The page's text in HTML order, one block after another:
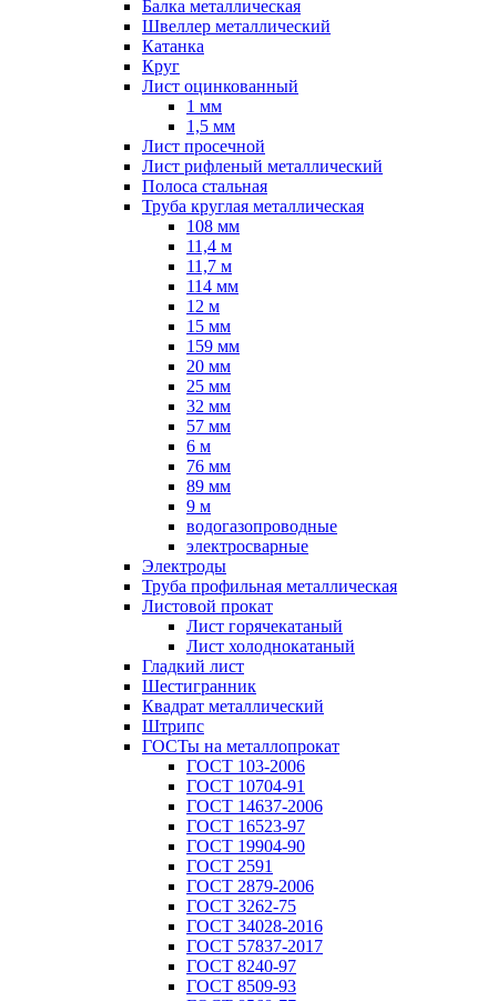
Балка металлическая
Швеллер металлический
Катанка
Круг
Лист оцинкованный
1 мм
1,5 мм
Лист просечной
Лист рифленый металлический
Полоса стальная
Труба круглая металлическая
108 мм
11,4 м
11,7 м
114 мм
12 м
15 мм
159 мм
20 мм
25 мм
32 мм
57 мм
6 м
76 мм
89 мм
9 м
водогазопроводные
электросварные
Электроды
Труба профильная металлическая
Листовой прокат
Лист горячекатаный
Лист холоднокатаный
Гладкий лист
Шестигранник
Квадрат металлический
Штрипс
ГОСТы на металлопрокат
ГОСТ 103-2006
ГОСТ 10704-91
ГОСТ 14637-2006
ГОСТ 16523-97
ГОСТ 19904-90
ГОСТ 2591
ГОСТ 2879-2006
ГОСТ 3262-75
ГОСТ 34028-2016
ГОСТ 57837-2017
ГОСТ 8240-97
ГОСТ 8509-93